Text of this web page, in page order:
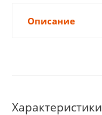
Описание
Характеристики